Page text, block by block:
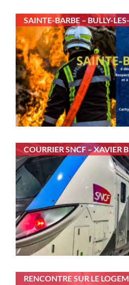
SAINTE-BARBE – BULLY-
COURRIER SNCF – XAVIER
RENCONTRE SUR LE